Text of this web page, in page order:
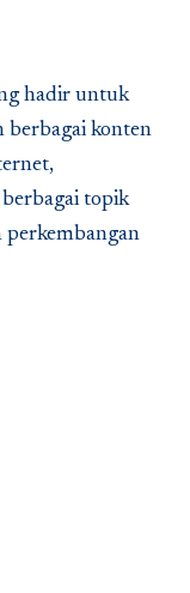
hadir untuk
berbagai konten
berbagai topik
perkembangan